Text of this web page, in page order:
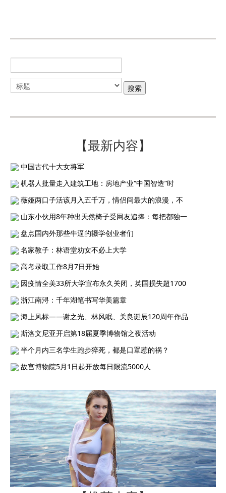
【最新内容】
中国古代十大女将军
机器人批量走入建筑工地：房地产业“中国智造”时
薇娅两口子活该月入五千万，情侣间最大的浪漫，不
山东小伙用8年种出天然椅子受网友追捧：每把都独一
盘点国内外那些牛逼的辍学创业者们
名家教子：林语堂劝女不必上大学
高考录取工作8月7日开始
因疫情全美33所大学宣布永久关闭，英国损失超1700
浙江南浔：千年湖笔书写华美篇章
海上风标——谢之光、林风眠、关良诞辰120周年作品
斯洛文尼亚开启第18届夏季博物馆之夜活动
半个月内三名学生跑步猝死，都是口罩惹的祸？
故宫博物院5月1日起开放每日限流5000人